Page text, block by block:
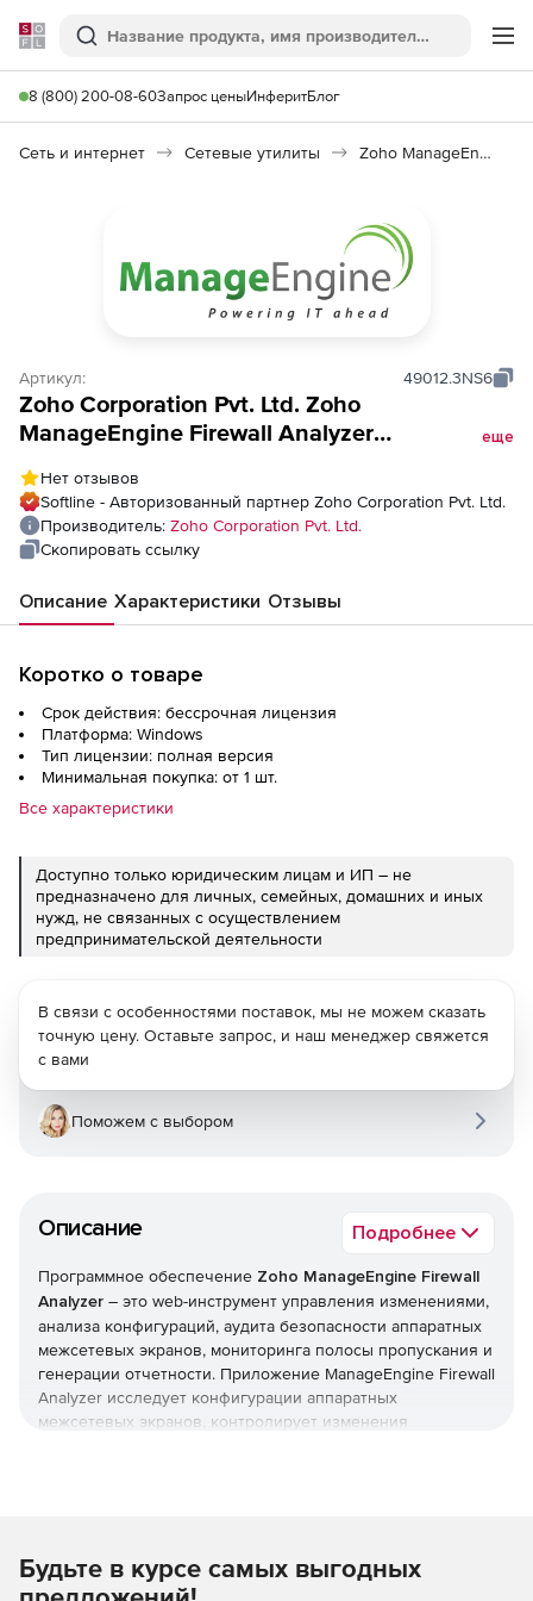
Softline
Поиск
8 (800) 200-08-60Запрос ценыИнферитБлог
Сеть и интернет Сетевые утилиты Zoho ManageEngine Firewall Analyzer
Артикул: 49012.3NS6
Zoho Corporation Pvt. Ltd. Zoho
ManageEngine Firewall Analyzer
Model Single Installation), fee for 50 Devices
Pack
еще
Нет отзывов
Softline - Авторизованный партнер Zoho Corporation Pvt. Ltd.
Производитель: Zoho Corporation Pvt. Ltd.
Скопировать ссылку
Описание Характеристики Отзывы
Коротко о товаре
Срок действия: бессрочная лицензия
Платформа: Windows
Тип лицензии: полная версия
Минимальная покупка: от 1 шт.
Все характеристики
Доступно только юридическим лицам и ИП – не
предназначено для личных, семейных, домашних и иных
нужд, не связанных с осуществлением
предпринимательской деятельности
Описание Подробнее
Программное обеспечение Zoho ManageEngine Firewall
Analyzer – это web-инструмент управления изменениями,
анализа конфигураций, аудита безопасности аппаратных
межсетевых экранов, мониторинга полосы пропускания и
генерации отчетности. Приложение ManageEngine Firewall
Analyzer исследует конфигурации аппаратных
межсетевых экранов, контролирует изменения
межсетевые экраны, прокси-серверы, системы
обнаружения/предотвращения вторжений и виртуальные
В связи с особенностями поставок, мы не можем сказать
точную цену. Оставьте запрос, и наш менеджер свяжется
с вами
Поможем с выбором
Будьте в курсе самых выгодных